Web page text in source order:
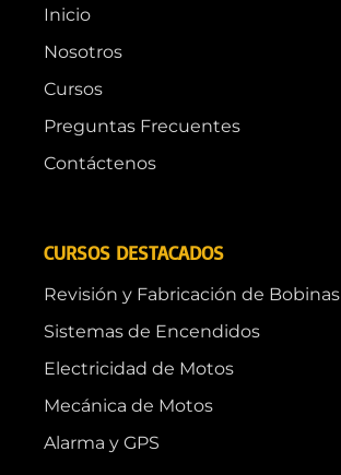
Inicio
Nosotros
Cursos
Preguntas Frecuentes
Contáctenos
CURSOS DESTACADOS
Revisión y Fabricación de Bobinas
Sistemas de Encendidos
Electricidad de Motos
Mecánica de Motos
Alarma y GPS